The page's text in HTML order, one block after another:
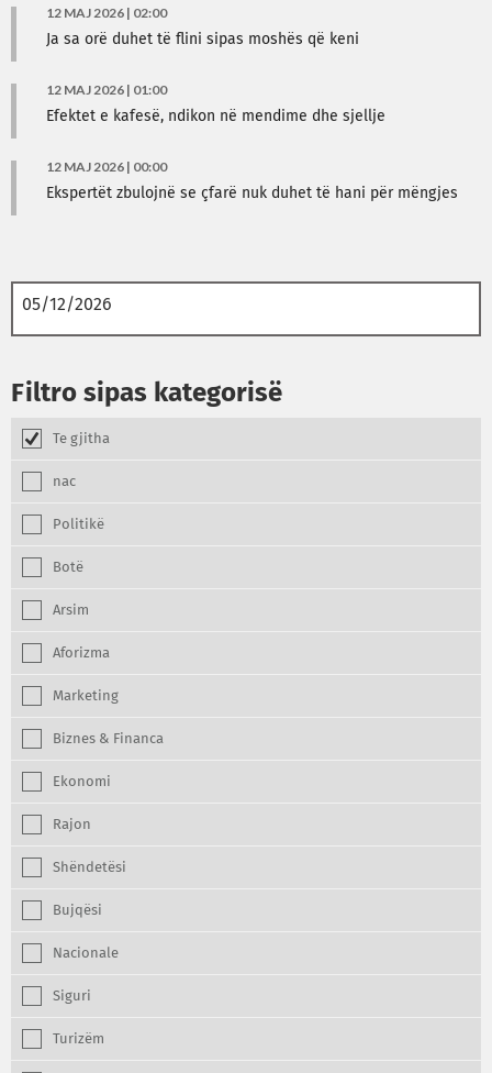
12 MAJ 2026 | 02:00
Ja sa orë duhet të flini sipas moshës që keni
12 MAJ 2026 | 01:00
Efektet e kafesë, ndikon në mendime dhe sjellje
12 MAJ 2026 | 00:00
Ekspertët zbulojnë se çfarë nuk duhet të hani për mëngjes
Filtro sipas kategorisë
Te gjitha
nac
Politikë
Botë
Arsim
Aforizma
Marketing
Biznes & Financa
Ekonomi
Rajon
Shëndetësi
Bujqësi
Nacionale
Siguri
Turizëm